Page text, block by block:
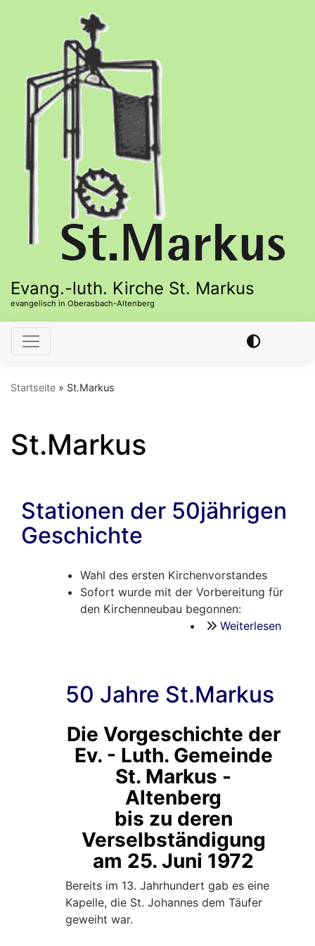
Evang.-luth. Kirche St. Markus
evangelisch in Oberasbach-Altenberg
Hauptnavigation
Startseite St.Markus
St.Markus
Stationen der 50jährigen
Geschichte
Wahl des ersten Kirchenvorstandes
Sofort wurde mit der Vorbereitung für
den Kirchenneubau begonnen:
Weiterlesen
50 Jahre St.Markus
Die Vorgeschichte der
Ev. - Luth. Gemeinde
St. Markus -
Altenberg
bis zu deren
Verselbständigung
am 25. Juni 1972
Bereits im 13. Jahrhundert gab es eine
Kapelle, die St. Johannes dem Täufer
geweiht war.